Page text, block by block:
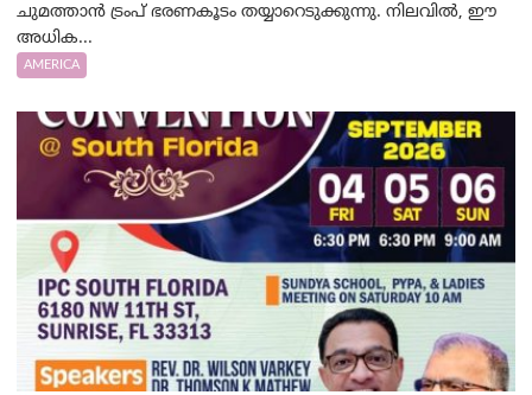
ചുമത്താൻ ട്രംപ് ഭരണകൂടം തയ്യാറെടുക്കുന്നു. നിലവിൽ, ഈ
അധിക...
AMERICA